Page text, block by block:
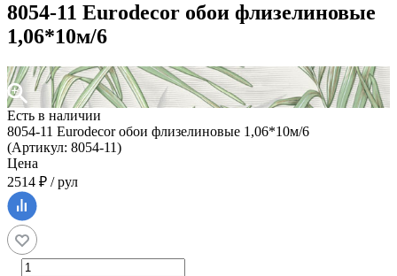
8054-11 Eurodecor обои флизелиновые
1,06*10м/6
Есть в наличии
8054-11 Eurodecor обои флизелиновые 1,06*10м/6
(Артикул: 8054-11)
Цена
2514 ₽ / рул